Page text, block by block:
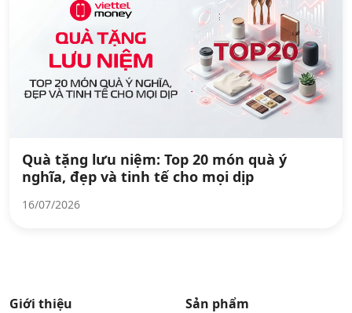
Quà tặng lưu niệm: Top 20 món quà ý
nghĩa, đẹp và tinh tế cho mọi dịp
16/07/2026
Giới thiệu Sản phẩm